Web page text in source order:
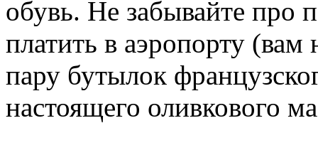
обувь. Не забывайте про
платить в аэропорту (вам
пару бутылок
настоящего оливкового